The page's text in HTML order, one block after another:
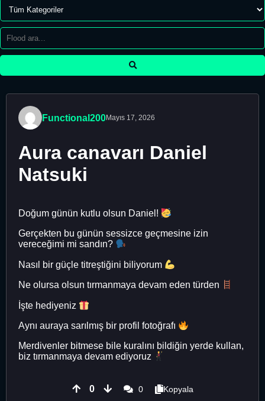
Functional200Mayıs 17, 2026
Aura canavarı Daniel
Natsuki
Doğum günün kutlu olsun Daniel!
Gerçekten bu günün sessizce geçmesine izin
vereceğimi mi sandın?
Nasıl bir güçle titreştiğini biliyorum
Ne olursa olsun tırmanmaya devam eden türden
İşte hediyeniz
Aynı auraya sarılmış bir profil fotoğrafı
Merdivenler bitmese bile kuralını bildiğin yerde kullan,
biz tırmanmaya devam ediyoruz
0 0
Kopyala